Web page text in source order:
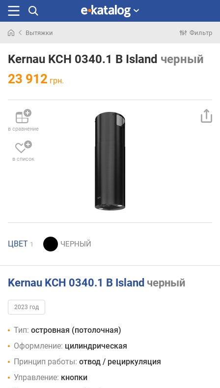
раньше
Вытяжки Фильтр
Kernau KCH 0340.1 B Island черный
23 912 грн.
в сравнение
в список
ЦВЕТ 1
Kernau KCH 0340.1 B Island черный
2023 год
Тип: островная (потолочная)
Оформление: цилиндрическая
Принцип работы: отвод / рециркуляция
Управление: кнопки